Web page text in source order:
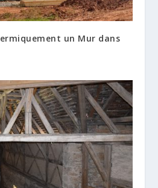
un Mur dans